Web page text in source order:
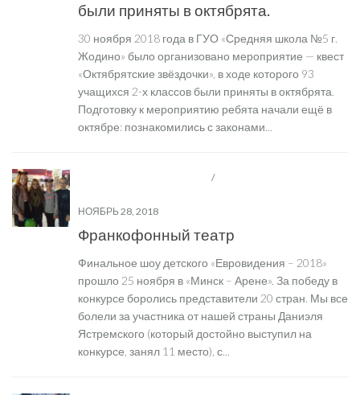
были приняты в октябрята.
30 ноября 2018 года в ГУО «Средняя школа №5 г.
Жодино» было организовано мероприятие — квест
«Октябрятские звёздочки», в ходе которого 93
учащихся 2-х классов были приняты в октябрята.
Подготовку к мероприятию ребята начали ещё в
октябре: познакомились с законами...
/
НОЯБРЬ 28, 2018
Франкофонный театр
Финальное шоу детского «Евровидения – 2018»
прошло 25 ноября в «Минск – Арене». За победу в
конкурсе боролись представители 20 стран. Мы все
болели за участника от нашей страны Даниэля
Ястремского (который достойно выступил на
конкурсе, занял 11 место), с...